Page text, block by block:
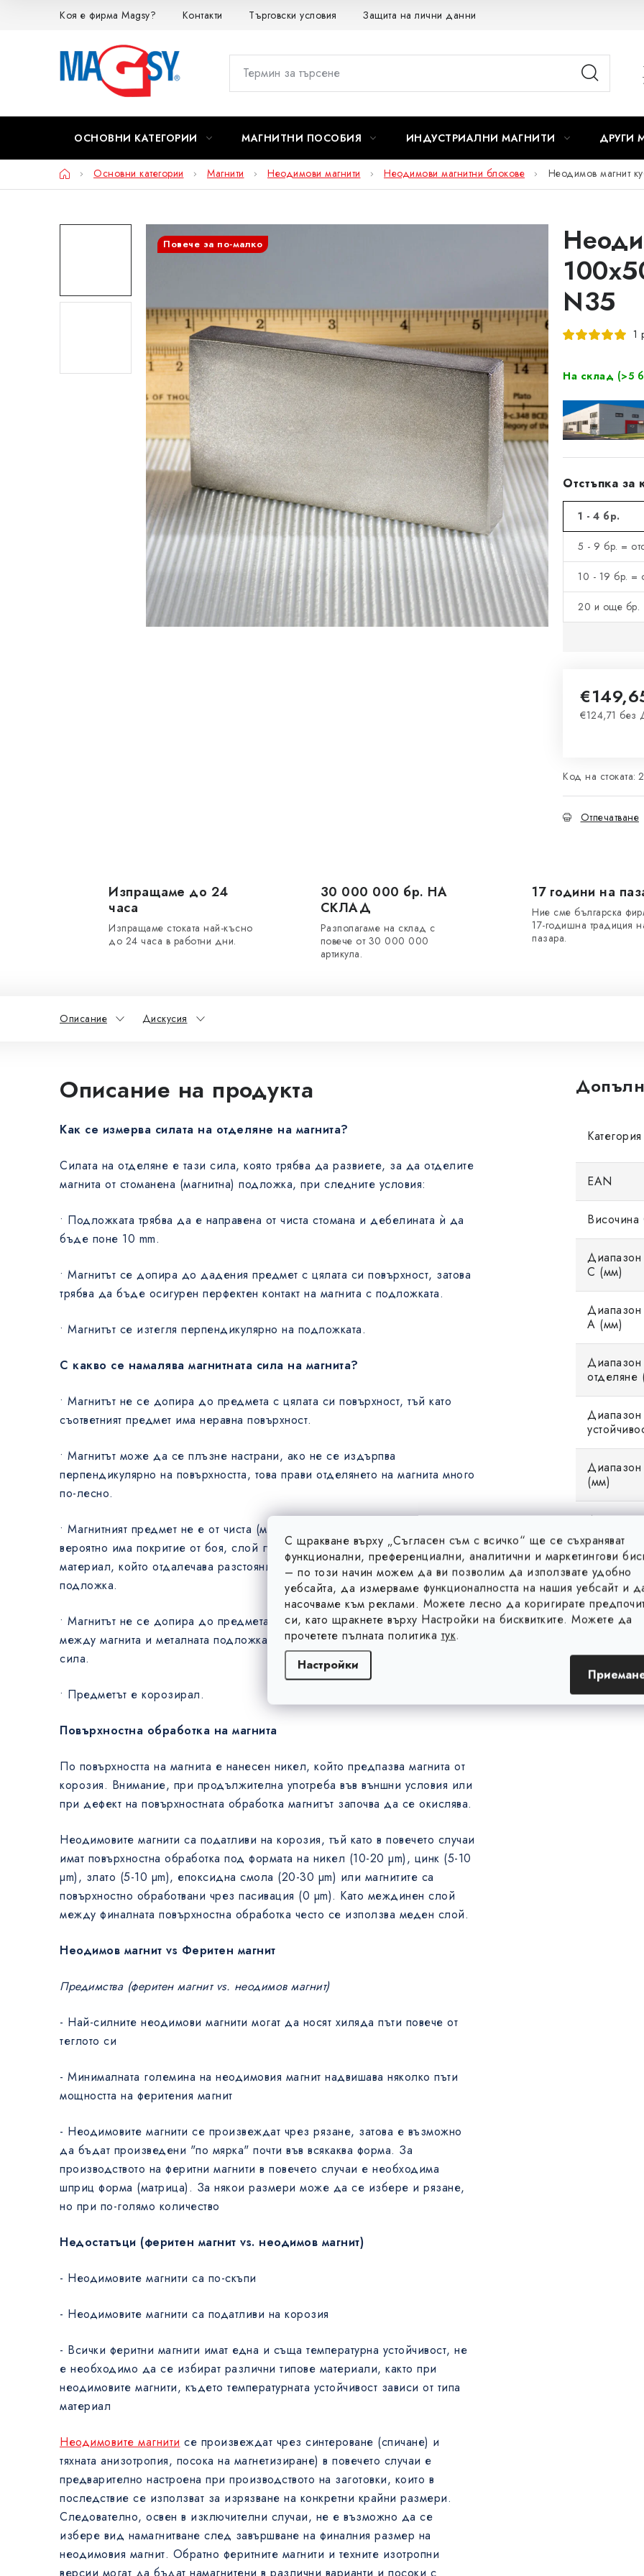
С щракване върху „Съгласен съм с всичко“ ще се съхраняват
функционални, преференциални, аналитични и маркетингови
– по този начин можем да ви позволим да използвате удобно
уебсайта, да измерваме функционалността на нашия уебсайт и
насочваме към реклами. Можете лесно да коригирате
си, като щракнете върху Настройки на бисквитките. Можете да
прочетете пълната политика тук.
Настройки
ПреминаванеКоя е фирма Magsy? Контакти Търговски условия Защита на лични данни
ОСНОВНИ КАТЕГОРИИ МАГНИТНИ ПОСОБИЯ ИНДУСТРИАЛНИ МАГНИТИ ДРУГИ
НачалоОсновни категории Магнити Неодимови магнити Неодимови магнитни блокове Неодимов магнит
N35
1
На склад (>5
Отстъпка за
1 - 4 бр.
5 - 9 бр. =
10 - 19 бр. =
20 и още бр.
€124,71
Код на стоката:
Отпечатване
Повече за по-малко
Изпращаме до 24
часа
Изпращаме стоката най-късно
до 24 часа в работни дни.
30 000 000 бр. НА
СКЛАД
Разполагаме на склад с
повече от 30 000 000
артикула.
17 години на
Ние сме българска
17-годишна традиция
пазара.
Описание Дискусия
Описание на продукта
Как се измерва силата на отделяне на магнита?
Силата на отделяне е тази сила, която трябва да развиете, за да отделите
магнита от стоманена (магнитна) подложка, при следните условия:
• Подложката трябва да е направена от чиста стомана и дебелината ѝ да
бъде поне 10 mm.
• Магнитът се допира до дадения предмет с цялата си повърхност, затова
трябва да бъде осигурен перфектен контакт на магнита с подложката.
• Магнитът се изтегля перпендикулярно на подложката.
С какво се намалява магнитната сила на магнита?
• Магнитът не се допира до предмета с цялата си повърхност, тъй като
съответният предмет има неравна повърхност.
• Магнитът може да се плъзне настрани, ако не се издърпва
перпендикулярно на повърхността, това прави отделянето на магнита много
по-лесно.
• Магнитният предмет не е от чиста (магнитна) стомана, по повърхността
вероятно има покритие от боя, слой гума или пластмаса, или друг
материал, който отдалечава разстоянието между магнита и металната
подложка.
• Магнитът не се допира до предмета, колкото по-голямо е разстоянието
между магнита и металната подложка, толкова повече намалява магнитната
сила.
• Предметът е корозирал.
Повърхностна обработка на магнита
По повърхността на магнита е нанесен никел, който предпазва магнита от
корозия. Внимание, при продължителна употреба във външни условия или
при дефект на повърхностната обработка магнитът започва да се окислява.
Неодимовите магнити са податливи на корозия, тъй като в повечето случаи
имат повърхностна обработка под формата на никел (10-20 µm), цинк (5-10
µm), злато (5-10 µm), епоксидна смола (20-30 µm) или магнитите са
повърхностно обработвани чрез пасивация (0 µm). Като междинен слой
между финалната повърхностна обработка често се използва меден слой.
Неодимов магнит vs Феритен магнит
Предимства (феритен магнит vs. неодимов магнит)
- Най-силните неодимови магнити могат да носят хиляда пъти повече от
теглото си
- Минималната големина на неодимовия магнит надвишава няколко пъти
мощността на феритения магнит
- Неодимовите магнити се произвеждат чрез рязане, затова е възможно
да бъдат произведени "по мярка" почти във всякаква форма. За
производството на феритни магнити в повечето случаи е необходима
шприц форма (матрица). За някои размери може да се избере и рязане,
но при по-голямо количество
Недостатъци (феритен магнит vs. неодимов магнит)
- Неодимовите магнити са по-скъпи
- Неодимовите магнити са податливи на корозия
- Всички феритни магнити имат една и съща температурна устойчивост, не
е необходимо да се избират различни типове материали, както при
неодимовите магнити, където температурната устойчивост зависи от типа
материал
Неодимовите магнити се произвеждат чрез синтероване (спичане) и
тяхната анизотропия, посока на магнетизиране) в повечето случаи е
предварително настроена при производството на заготовки, които в
последствие се използват за изрязване на конкретни крайни размери.
Следователно, освен в изключителни случаи, не е възможно да се
избере вид намагнитване след завършване на финалния размер на
неодимовия магнит. Обратно феритните магнити и техните изотропни
Категория
EAN
Височина
Диапазон
C (мм)
A (мм)
Диапазон
отделяне
Диапазон
Диапазон
(мм)
Дължина
Магнитни